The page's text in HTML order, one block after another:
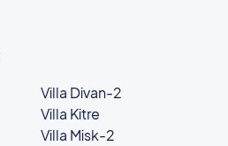
Villa Divan-2
Villa Kitre
Villa Misk-2